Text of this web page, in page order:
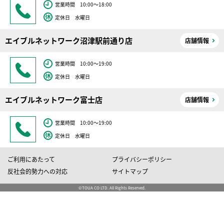
営業時間 10:00～18:00
定休日 水曜日
エイブルネットワーク沼津駅前通り店 店舗情報
営業時間 10:00～19:00
定休日 水曜日
エイブルネットワーク富士店 店舗情報
営業時間 10:00～19:00
定休日 水曜日
ご利用にあたって
プライバシーポリシー
反社会的勢力への対応
サイトマップ
©TOUA CO LTD. All Rights Reserved.